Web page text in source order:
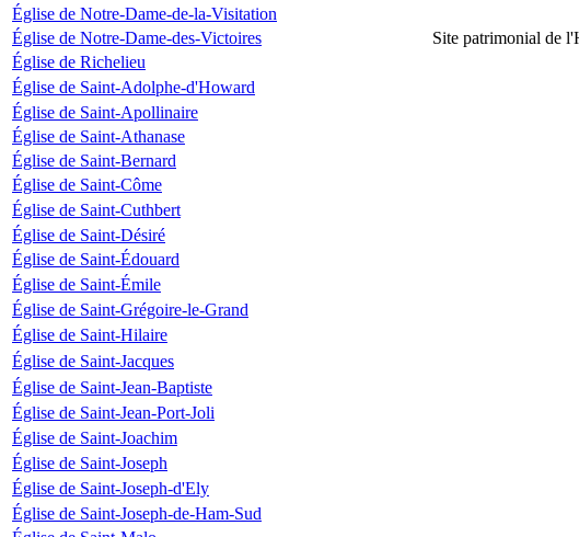
Église de Notre-Dame-de-la-Visitation
Église de Notre-Dame-des-Victoires
Site patrimonial de
Église de Richelieu
Église de Saint-Adolphe-d'Howard
Église de Saint-Apollinaire
Église de Saint-Athanase
Église de Saint-Bernard
Église de Saint-Côme
Église de Saint-Cuthbert
Église de Saint-Désiré
Église de Saint-Édouard
Église de Saint-Émile
Église de Saint-Grégoire-le-Grand
Église de Saint-Hilaire
Église de Saint-Jacques
Église de Saint-Jean-Baptiste
Église de Saint-Jean-Port-Joli
Église de Saint-Joachim
Église de Saint-Joseph
Église de Saint-Joseph-d'Ely
Église de Saint-Joseph-de-Ham-Sud